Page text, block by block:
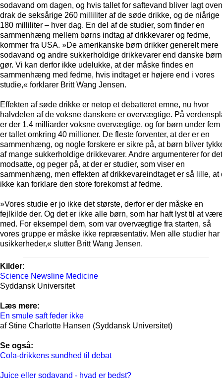
sodavand om dagen, og hvis tallet for saftevand bliver lagt
drak de seksårige 260 milliliter af de søde drikke, og de niårige
180 milliliter – hver dag. En del af de studier, som finder en
sammenhæng mellem børns indtag af drikkevarer og fedme,
kommer fra USA. »De amerikanske børn drikker generelt mere
sodavand og andre sukkerholdige drikkevarer end danske børn
gør. Vi kan derfor ikke udelukke, at der måske findes en
sammenhæng med fedme, hvis indtaget er højere end i vores
studie,« forklarer Britt Wang Jensen.
Effekten af søde drikke er netop et debatteret emne, nu hvor
halvdelen af de voksne danskere er overvægtige. På
er der 1,4 milliarder voksne overvægtige, og for børn under fem
er tallet omkring 40 millioner. De fleste forventer, at der er en
sammenhæng, og nogle forskere er sikre på, at børn bliver
af mange sukkerholdige drikkevarer. Andre argumenterer for det
modsatte, og peger på, at der er studier, som viser en
sammenhæng, men effekten af drikkevareindtaget er så lille, at
ikke kan forklare den store forekomst af fedme.
»Vores studie er jo ikke det største, derfor er der måske en
fejlkilde der. Og det er ikke alle børn, som har haft lyst til at
med. For eksempel dem, som var overvægtige fra starten, så
vores gruppe er måske ikke repræsentativ. Men alle studier har
usikkerheder,« slutter Britt Wang Jensen.
Kilder:
Science Newsline Medicine
Syddansk Universitet
Læs mere:
En smule saft feder ikke
af Stine Charlotte Hansen (Syddansk Universitet)
Se også:
Cola-drikkens sundhed til debat
Juice eller sodavand - hvad er bedst?